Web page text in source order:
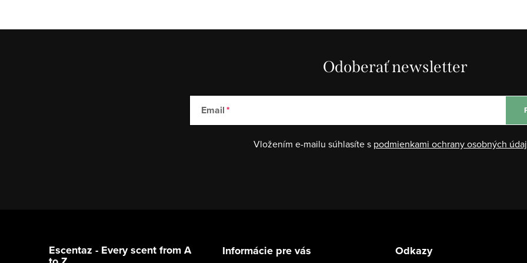
Odoberať newsletter
Email
Vložením e-mailu súhlasíte s podmienkami ochrany osobných
Escentaz - Every scent from A Informácie pre vás Odkazy